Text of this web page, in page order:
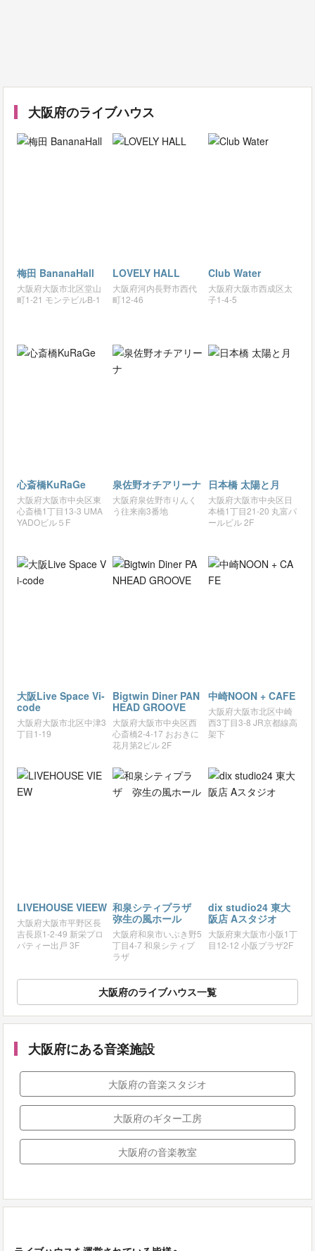
大阪府のライブハウス
梅田 BananaHall
大阪府大阪市北区堂山
町1-21 モンテビルB-1
LOVELY HALL
大阪府河内長野市西代
町12-46
Club Water
大阪府大阪市西成区太
子1-4-5
心斎橋KuRaGe
大阪府大阪市中央区東
心斎橋1丁目13-3 UMA
YADOビル５F
泉佐野オチアリーナ
大阪府泉佐野市りんく
う往来南3番地
日本橋 太陽と月
大阪府大阪市中央区日
本橋1丁目21-20 丸富パ
ールビル 2F
大阪Live Space Vi-
code
大阪府大阪市北区中津3
丁目1-19
Bigtwin Diner PAN
HEAD GROOVE
大阪府大阪市中央区西
心斎橋2-4-17 おおきに
花月第2ビル 2F
中崎NOON + CAFE
大阪府大阪市北区中崎
西3丁目3-8 JR京都線高
架下
LIVEHOUSE VIEEW
大阪府大阪市平野区長
吉長原1-2-49 新栄プロ
パティー出戸 3F
和泉シティプラザ
弥生の風ホール
大阪府和泉市いぶき野5
丁目4-7 和泉シティプ
ラザ
dix studio24 東大
阪店 Aスタジオ
大阪府東大阪市小阪1丁
目12-12 小阪プラザ2F
大阪府のライブハウス一覧
大阪府にある音楽施設
大阪府の音楽スタジオ
大阪府のギター工房
大阪府の音楽教室